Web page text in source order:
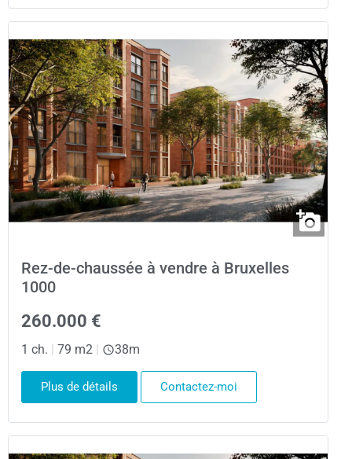
Rez-de-chaussée à vendre à Bruxelles
1000
260.000 €
1 ch. 79 m2 38m
Plus de détails Contactez-moi